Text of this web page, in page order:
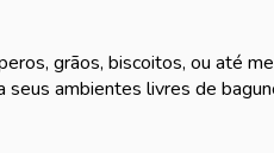
grãos, biscoitos, ou até
ambientes livres de